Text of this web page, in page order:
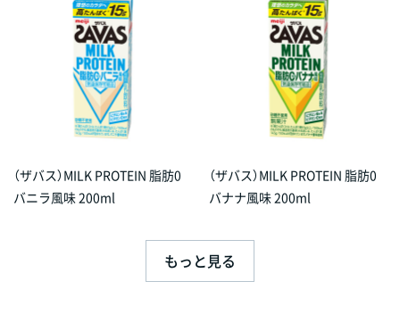
（ザバス）MILK PROTEIN 脂肪0
バニラ風味 200ml
（ザバス）MILK PROTEIN 脂肪0
バナナ風味 200ml
もっと見る